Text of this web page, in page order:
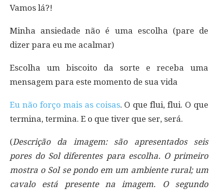
Vamos lá?!
Minha ansiedade não é uma escolha (pare de
dizer para eu me acalmar)
Escolha um biscoito da sorte e receba uma
mensagem para este momento de sua vida
Eu não forço mais as coisas. O que flui, flui. O que
termina, termina. E o que tiver que ser, será.
(Descrição da imagem: são apresentados seis
pores do Sol diferentes para escolha. O primeiro
mostra o Sol se pondo em um ambiente rural; um
cavalo está presente na imagem. O segundo